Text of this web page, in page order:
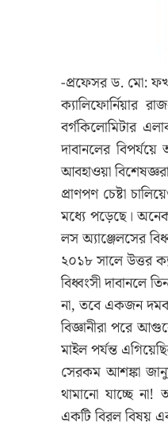
-প্রফেসর ড. মো:
ক্যালিফোর্নিয়ার
বর্গকিলোমিটার
দাবানলের
আবহাওয়া
প্রাণপণ চেষ্টা
মধ্যে পড়েছে। অনেক
লস অ্যাঞ্জেলসের
২০১৮ সালে উত্তর
বিধ্বংসী দাবানলে
না, তবে একজন
বিজ্ঞানীরা পরে
মাইল পর্যন্ত
সেরকম আশঙ্কা
থামানো যাচ্ছে
একটি বিরল বিষয়